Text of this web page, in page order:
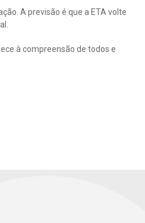
A previsão é que a ETA volte
à compreensão de todos e